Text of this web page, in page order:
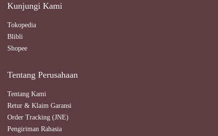
Kunjungi Kami
Tokopedia
Blibli
Shopee
Tentang Perusahaan
Tentang Kami
Retur & Klaim Garansi
Order Tracking (JNE)
Pengiriman Rahasia